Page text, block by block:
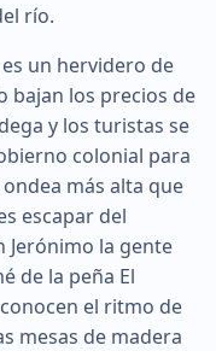
río.
un hervidero de
bajan los precios de
y los turistas se
colonial para
más alta que
escapar del
Jerónimo la gente
de la peña El
el ritmo de
mesas de madera